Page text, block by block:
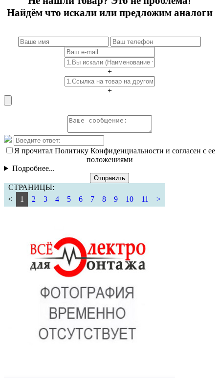
Найдём что искали или предложим аналоги
+
+
Я прочитал Политику Конфиденциальности и согласен с ее
положениями
Подробнее...
Отправить
СТРАНИЦЫ:
<
1 2 3 4 5 6 7 8 9 10 11 >